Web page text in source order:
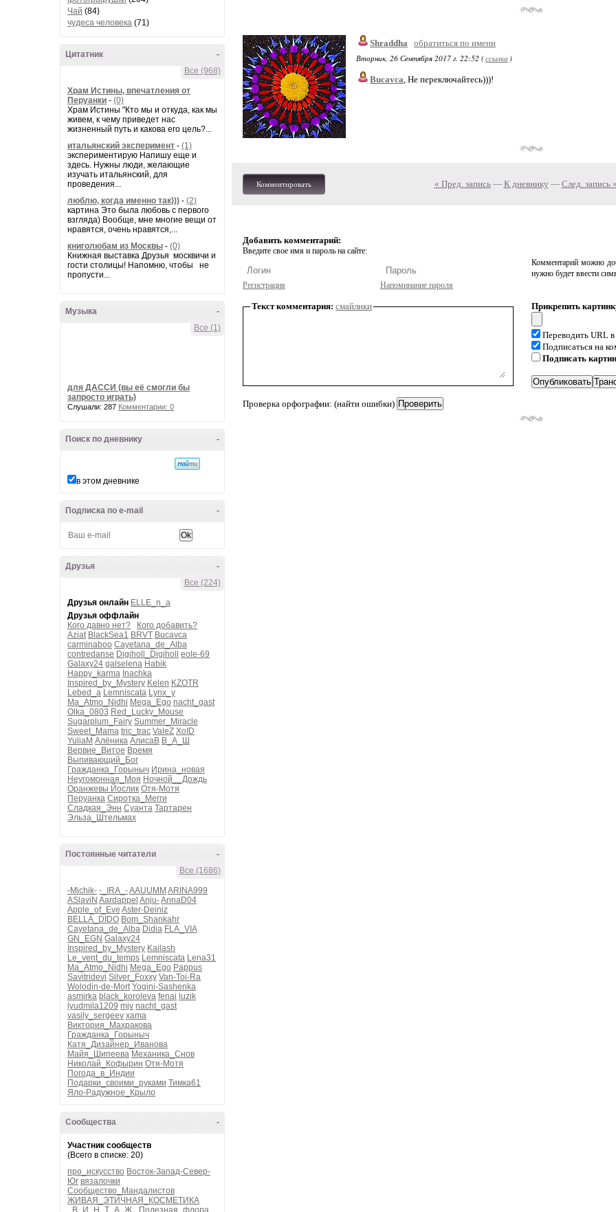
Чай (84)
чудеса человека (71)
-
Цитатник
Все (968)
Храм Истины, впечатления от
Перуанки - (0)
Храм Истины "Кто мы и откуда, как мы
живем, к чему приведет нас
жизненный путь и какова его цель?...
итальянский эксперимент - (1)
экспериментирую Напишу еще и
здесь. Нужны люди, желающие
изучать итальянский, для
проведения...
люблю, когда именно так))) - (2)
картина Это была любовь с первого
взгляда) Вообще, мне многие вещи от
нравятся, очень нравятся,...
книголюбам из Москвы - (0)
Книжная выставка Друзья москвичи и
гости столицы! Напомню, чтобы не
пропусти...
-
Музыка
Все (1)
для ДАССИ (вы её смогли бы
запросто играть)
Слушали: 287 Комментарии: 0
-
Поиск по дневнику
в этом дневнике
-
Подписка по e-mail
-
Друзья
Все (224)
Друзья онлайн ELLE_n_a
Друзья оффлайн
Кого давно нет?
Кого добавить?
Aziat BlackSea1 BRVT Bucavca
carminaboo Cayetana_de_Alba
contredanse Digiholl_Digiholl
eole-69
Galaxy24 galselena Habik
Happy_karma Inachka
Inspired_by_Mystery Kelen KZOTR
Lebed_a Lemniscata Lynx_y
Ma_Atmo_Nidhi Mega_Ego nacht_gast
Olka_0803 Red_Lucky_Mouse
Sugarplum_Fairy Summer_Miracle
Sweet_Mama tric_trac ValeZ XoID
YuliaM Алёника АлисаВ В_А_Ш
Вервие_Витое Время
Выпивающий_Бог
Гражданка_Горыныч Ирина_новая
Неугомонная_Моя Ночной__Дождь
Оранжевы Йослик Отя-Мотя
Перуанка Сиротка_Мегги
Сладкая_Энн Суанта Тартарен
Эльза_Штельмах
-
Постоянные читатели
Все (1686)
-Michik- -_IRA_-AAUUMM ARINA999
ASlaviN Aardappel Anju-AnnaD04
Apple_of_Eve Aster-Deiniz
BELLA_DIDO Bom_Shankahr
Cayetana_de_Alba Didia FLA_VIA
GN_EGN Galaxy24
Inspired_by_Mystery Kailash
Le_vent_du_temps Lemniscata Lena31
Ma_Atmo_Nidhi Mega_Ego Pappus
Savitridevi Silver_Foxxy Van-Toi-Ra
Wolodin-de-Mort Yogini-Sashenka
asmirka black_koroleva fenai luzik
lyudmila1209 mjv nacht_gast
vasily_sergeev xama
Виктория_Махракова
Гражданка_Горыныч
Катя_Дизайнер_Иванова
Майя_Шипеева Механика_Снов
Николай_Кофырин Отя-Мотя
Погода_в_Индии
Подарки_своими_руками Тимка61
Яло-Радужное_Крыло
-
Сообщества
Участник сообществ
(Всего в списке: 20)
про_искусство Восток-Запад-Север-
Юг вязалочки
Сообщество_Мандалистов
ЖИВАЯ_ЭТИЧНАЯ_КОСМЕТИКА
_В_И_Н_Т_А_Ж_
Полезная_флора
Shraddha
обратиться по имени
Вторник, 26 Сентября 2017 г. 22:52 (ссылка )
Bucavca, Не переключайтесь)))!
Комментировать « Пред. запись— К дневнику — След. запись »
Добавить комментарий:
Введите свое имя и пароль на сайте:
Регистрация Напоминание пароля
Комментарий можно
нужно будет ввести
Текст комментария: смайлики
Проверка орфографии: (найти ошибки)
Прикрепить
Переводить URL
Подписаться на
Подписать